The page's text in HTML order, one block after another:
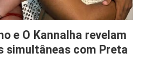
e O Kannalha revelam
simultâneas com Preta